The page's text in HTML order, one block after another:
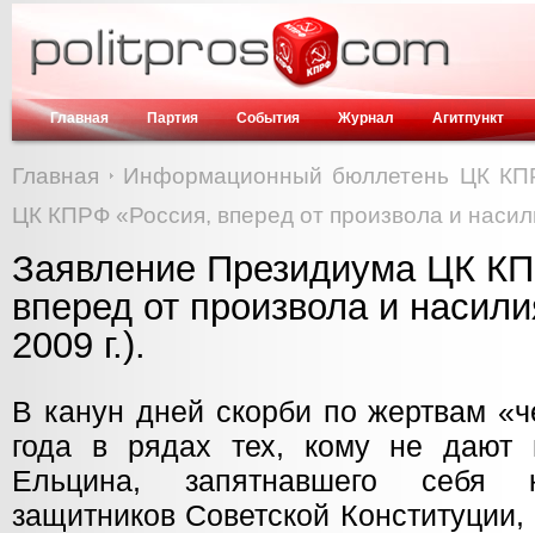
Главная Партия События Журнал Агитпункт
Главная
Информационный бюллетень ЦК
ЦК КПРФ «Россия, вперед от произвола и
Заявление Президиума ЦК
вперед от произвола и
2009 г.).
В канун дней скорби по жертвам
года в рядах тех, кому не дают
Ельцина, запятнавшего себя
защитников Советской